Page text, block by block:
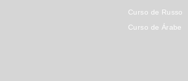
Curso de Russo
Curso de Árabe